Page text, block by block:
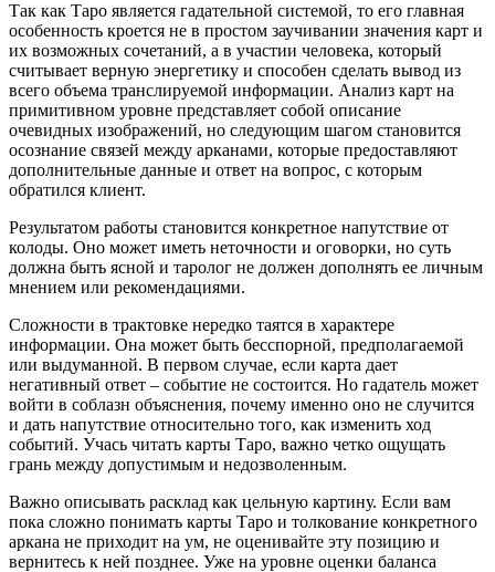
Так как Таро является гадательной системой, то его главная
особенность кроется не в простом заучивании значения карт и
их возможных сочетаний, а в участии человека, который
считывает верную энергетику и способен сделать вывод из
всего объема транслируемой информации. Анализ карт на
примитивном уровне представляет собой описание
очевидных изображений, но следующим шагом становится
осознание связей между арканами, которые предоставляют
дополнительные данные и ответ на вопрос, с которым
обратился клиент.
Результатом работы становится конкретное напутствие от
колоды. Оно может иметь неточности и оговорки, но суть
должна быть ясной и таролог не должен дополнять ее личным
мнением или рекомендациями.
Сложности в трактовке нередко таятся в характере
информации. Она может быть бесспорной, предполагаемой
или выдуманной. В первом случае, если карта дает
негативный ответ – событие не состоится. Но гадатель может
войти в соблазн объяснения, почему именно оно не случится
и дать напутствие относительно того, как изменить ход
событий. Учась читать карты Таро, важно четко ощущать
грань между допустимым и недозволенным.
Важно описывать расклад как цельную картину. Если вам
пока сложно понимать карты Таро и толкование конкретного
аркана не приходит на ум, не оценивайте эту позицию и
вернитесь к ней позднее. Уже на уровне оценки баланса